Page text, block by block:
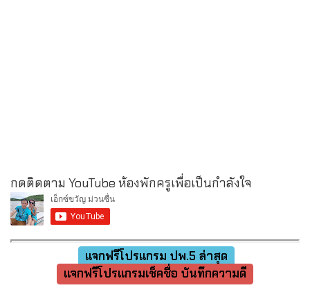
กดติดตาม YouTube ห้องพักครูเพื่อเป็นกำลังใจ
แจกฟรีโปรแกรม ปพ.5 ล่าสุด
แจกฟรีโปรแกรมเช็คชื่อ บันทึกความดี